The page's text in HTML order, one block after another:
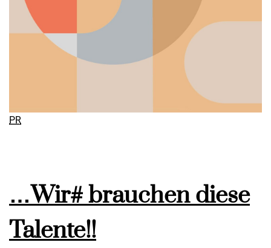
PR
…Wir# brauchen diese
Talente!!